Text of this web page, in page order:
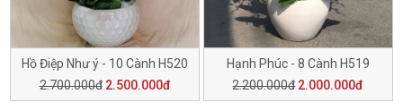
Hồ Điệp Như ý - 10 Cành H520
2.700.000đ 2.500.000đ
Hạnh Phúc - 8 Cành H519
2.200.000đ 2.000.000đ